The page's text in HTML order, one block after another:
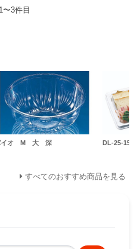
〜3件目
イオ M 大 深 DL-25-15
すべてのおすすめ商品を見る